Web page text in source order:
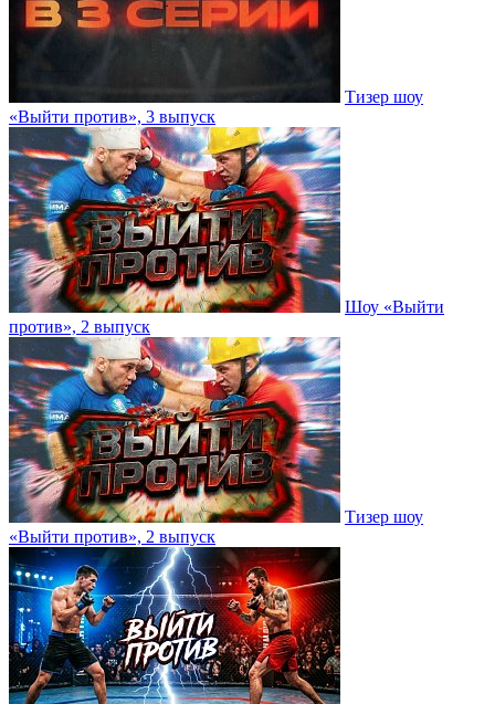
Тизер шоу
«Выйти против», 3 выпуск
Шоу «Выйти
против», 2 выпуск
Тизер шоу
«Выйти против», 2 выпуск